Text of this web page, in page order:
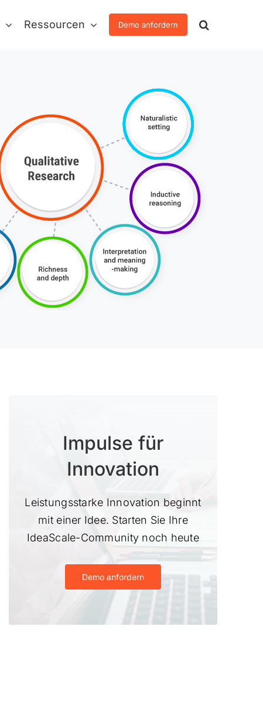
Ressourcen Demo anfordern
Impulse für
Innovation
Leistungsstarke Innovation beginnt
mit einer Idee. Starten Sie Ihre
IdeaScale-Community noch heute
Demo anfordern